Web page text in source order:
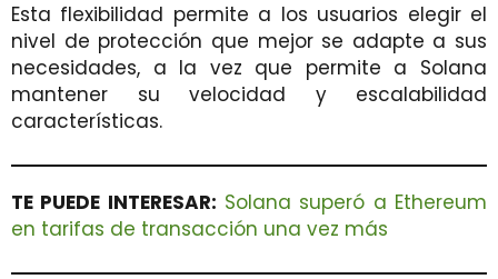
Esta flexibilidad permite a los usuarios elegir el
nivel de protección que mejor se adapte a sus
necesidades, a la vez que permite a Solana
mantener su velocidad y escalabilidad
características.
TE PUEDE INTERESAR: Solana superó a Ethereum
en tarifas de transacción una vez más